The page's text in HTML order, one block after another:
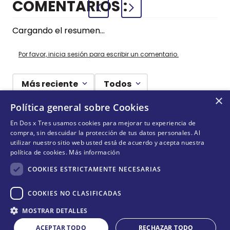
Cantidad
COMPRAR
COMENTARIOS
Cargando el resumen…
Por favor, inicia sesión para escribir un comentario.
Más reciente Todos
Cargando comentarios…
¡NO TE PIERDAS NADA!
×
Política general sobre Cookies
En Dos x Tres usamos cookies para mejorar tu experiencia de
compra, sin descuidar la protección de tus datos personales. Al
utilizar nuestro sitio web usted está de acuerdo y acepta nuestra
política de cookies. Más información
COOKIES ESTRICTAMENTE NECESARIAS
COOKIES NO CLASIFICADAS
MOSTRAR DETALLES
ACEPTAR TODO
RECHAZAR TODO